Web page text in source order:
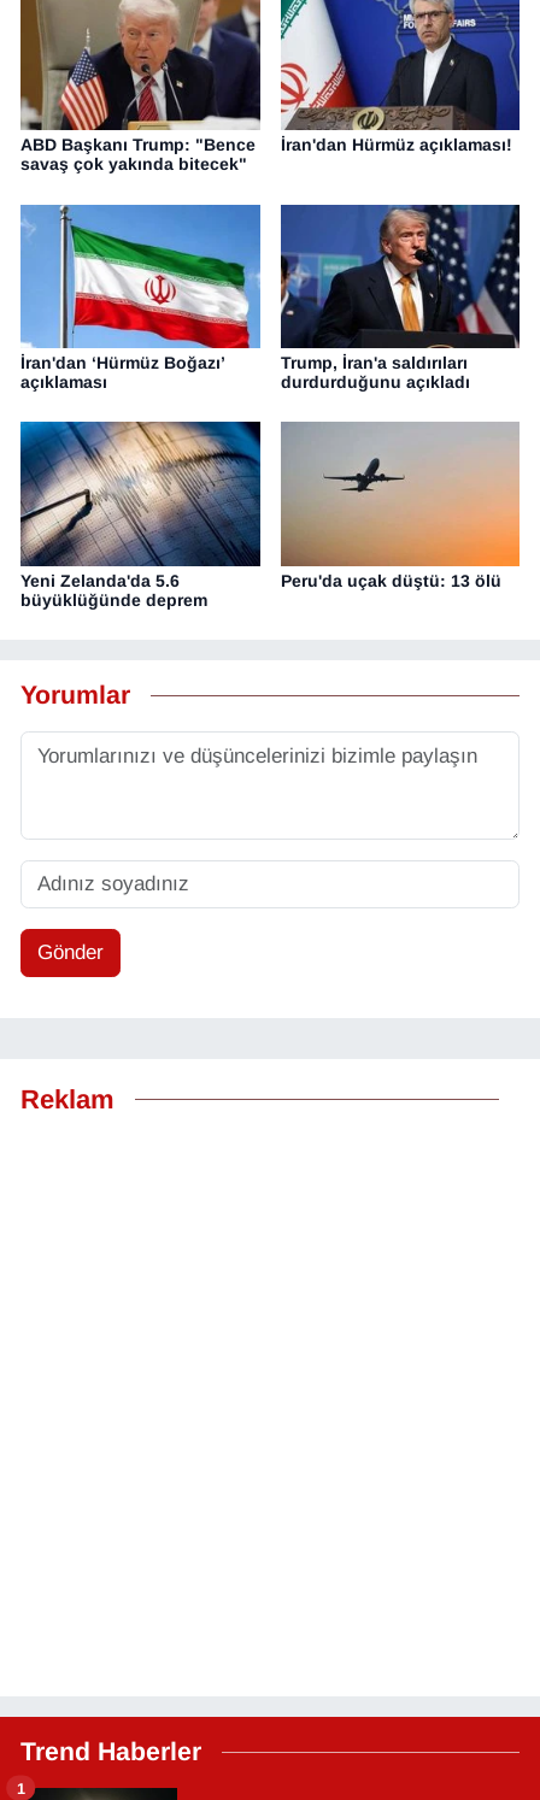
ABD Başkanı Trump: "Bence
savaş çok yakında bitecek"
İran'dan Hürmüz açıklaması!
İran'dan ‘Hürmüz Boğazı’
açıklaması
Trump, İran'a saldırıları
durdurduğunu açıkladı
Yeni Zelanda'da 5.6
büyüklüğünde deprem
Peru'da uçak düştü: 13 ölü
Yorumlar
Gönder
Reklam
Trend Haberler
1